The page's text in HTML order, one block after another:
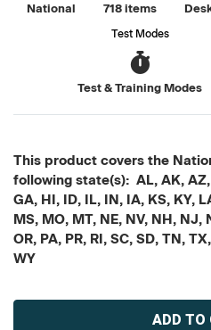
National 718 items
Test Modes
Test & Training Modes
This product covers the
following state(s): AL, AK, AZ,
GA, HI, ID, IL, IN, IA, KS, KY,
MS, MO, MT, NE, NV, NH, NJ,
OR, PA, PR, RI, SC, SD, TN,
WY
Current